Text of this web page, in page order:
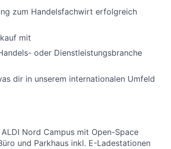
zum Handelsfachwirt erfolgreich
mit
oder Dienstleistungsbranche
dir in unserem internationalen Umfeld
Nord Campus mit Open-Space
und Parkhaus inkl. E-Ladestationen